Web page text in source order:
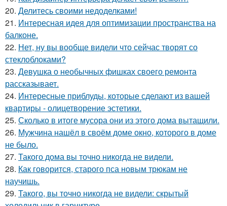
20. Делитесь своими недоделками!
21. Интересная идея для оптимизации пространства на
балконе.
22. Нет, ну вы вообще видели что сейчас творят со
стеклоблоками?
23. Девушка о необычных фишках своего ремонта
рассказывает.
24. Интересные приблуды, которые сделают из вашей
квартиры - олицетворение эстетики.
25. Сколько в итоге мусора они из этого дома вытащили.
26. Мужчина нашёл в своём доме окно, которого в доме
не было.
27. Такого дома вы точно никогда не видели.
28. Как говорится, старого пса новым трюкам не
научишь.
29. Такого, вы точно никогда не видели: скрытый